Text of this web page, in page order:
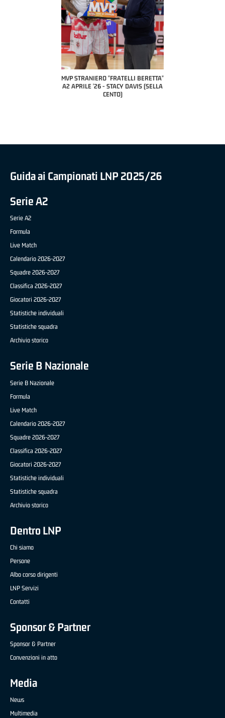
MVP "FRATELLI BERETTA" SAMUEL
DILAS B NAZIONALE APRILE '26 -
MARCO RESTELLI (TAV TREVIGLIO
Guida ai Campionati LNP 2025/26
Serie A2
Serie A2
Formula
Live Match
Calendario 2026-2027
Squadre 2026-2027
Classifica 2026-2027
Giocatori 2026-2027
Statistiche individuali
Statistiche squadra
Archivio storico
Serie B Nazionale
Serie B Nazionale
Formula
Live Match
Calendario 2026-2027
Squadre 2026-2027
Classifica 2026-2027
Giocatori 2026-2027
Statistiche individuali
Statistiche squadra
Archivio storico
Dentro LNP
Chi siamo
Persone
Albo corso dirigenti
LNP Servizi
Contatti
Sponsor & Partner
Sponsor & Partner
Convenzioni in atto
Media
News
Multimedia